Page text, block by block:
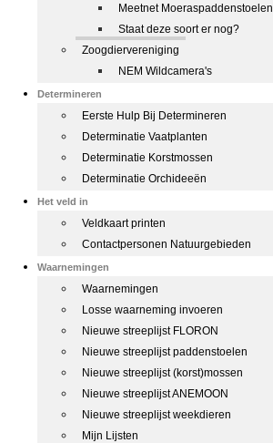
Meetnet Moeraspaddenstoelen
Staat deze soort er nog?
Zoogdiervereniging
NEM Wildcamera's
Determineren
Eerste Hulp Bij Determineren
Determinatie Vaatplanten
Determinatie Korstmossen
Determinatie Orchideeën
Het veld in
Veldkaart printen
Contactpersonen Natuurgebieden
Waarnemingen
Waarnemingen
Losse waarneming invoeren
Nieuwe streeplijst FLORON
Nieuwe streeplijst paddenstoelen
Nieuwe streeplijst (korst)mossen
Nieuwe streeplijst ANEMOON
Nieuwe streeplijst weekdieren
Mijn Lijsten